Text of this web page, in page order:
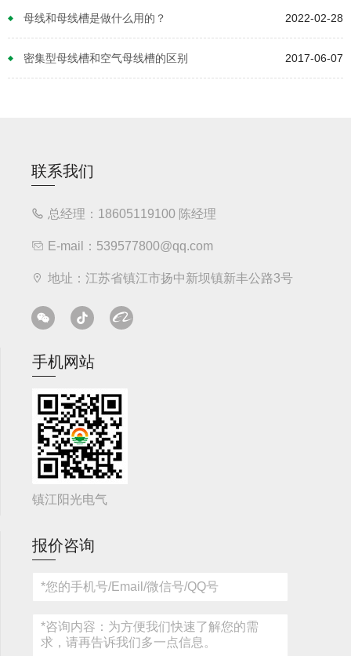
母线和母线槽是做什么用的？ 2022-02-28
密集型母线槽和空气母线槽的区别 2017-06-07
联系我们
总经理：18605119100 陈经理
E-mail：539577800@qq.com
地址：江苏省镇江市扬中新坝镇新丰公路3号
手机网站
镇江阳光电气
报价咨询